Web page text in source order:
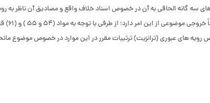
سه گانه الحاقی به آن در خصوص اسناد خلاف واقع و مصادیق آن ناظر به
موضوعی از این امر دارد؛ از طرفی با توجه به مواد (۵۴ و ۵۵ ) و (۶۱) قانون امور گمرکی
های عبوری (ترانزیت) ترتیبات مقرر در این موارد در خصوص موضوع